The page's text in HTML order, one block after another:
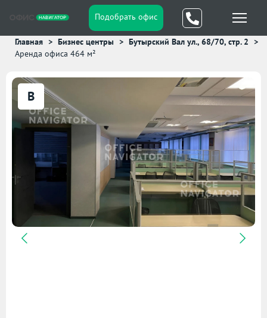
Подобрать офис
Главная Бизнес центры
Бутырский Вал ул., 68/70, стр. 2
Аренда офиса 464 м²
B